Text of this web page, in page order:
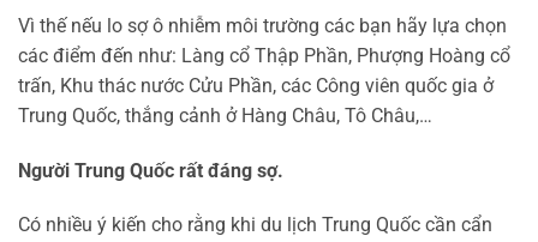
Vì thế nếu lo sợ ô nhiễm môi trường các bạn hãy lựa chọn
các điểm đến như: Làng cổ Thập Phần, Phượng Hoàng cổ
trấn, Khu thác nước Cửu Phần, các Công viên quốc gia ở
Trung Quốc, thắng cảnh ở Hàng Châu, Tô Châu,…
Người Trung Quốc rất đáng sợ.
Có nhiều ý kiến cho rằng khi du lịch Trung Quốc cần cẩn